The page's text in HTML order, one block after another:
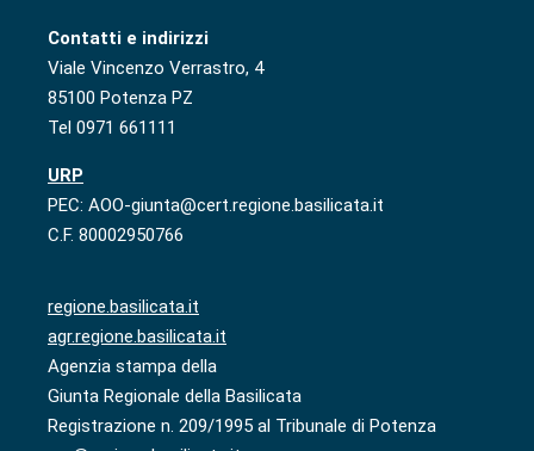
Contatti e indirizzi
Viale Vincenzo Verrastro, 4
85100 Potenza PZ
Tel 0971 661111
URP
PEC: AOO-giunta@cert.regione.basilicata.it
C.F. 80002950766
regione.basilicata.it
agr.regione.basilicata.it
Agenzia stampa della
Giunta Regionale della Basilicata
Registrazione n. 209/1995 al Tribunale di Potenza